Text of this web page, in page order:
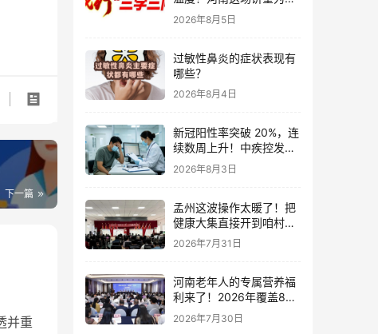
下一篇
并重
生健康高质量发展赋能
2026年8月5日
过敏性鼻炎的症状表现有
哪些？
2026年8月4日
新冠阳性率突破 20%，连
续数周上升！中疾控发布
最新监测数据，一文看懂
2026年8月3日
孟州这波操作太暖了！把
健康大集直接开到咱村门
口，老少爷们都夸到心坎
2026年7月31日
河南老年人的专属营养福
利来了！2026年覆盖85
个县区，家门口就能享全
流程服务
2026年7月30日